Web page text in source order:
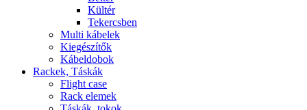
Kültér
Tekercsben
Multi kábelek
Kiegészítők
Kábeldobok
Rackek, Táskák
Flight case
Rack elemek